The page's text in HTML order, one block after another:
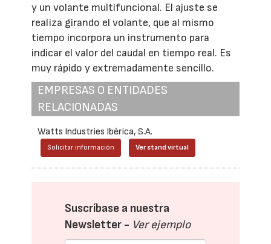
y un volante multifuncional. El ajuste se
realiza girando el volante, que al mismo
tiempo incorpora un instrumento para
indicar el valor del caudal en tiempo real. Es
muy rápido y extremadamente sencillo.
EMPRESAS O ENTIDADES
RELACIONADAS
Watts Industries Ibérica, S.A.
Solicitar información Ver stand virtual
Suscríbase a nuestra
Newsletter - Ver ejemplo